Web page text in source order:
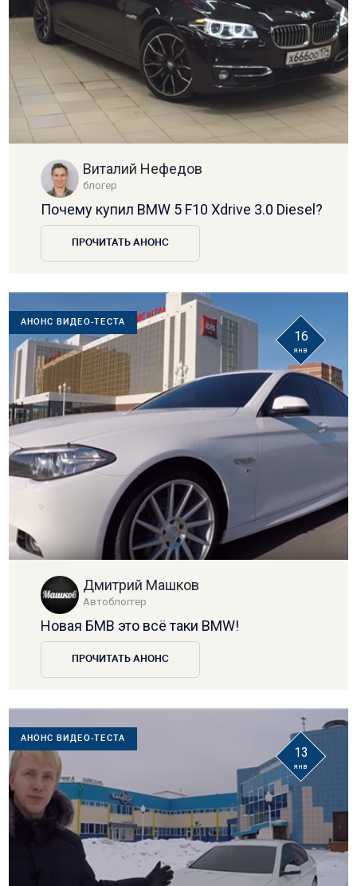
Виталий Нефедов
блогер
Почему купил BMW 5 F10 Xdrive 3.0 Diesel?
ПРОЧИТАТЬ АНОНС
АНОНС ВИДЕО-ТЕСТА
16
янв
Дмитрий Машков
Автоблоггер
Новая БМВ это всё таки BMW!
ПРОЧИТАТЬ АНОНС
АНОНС ВИДЕО-ТЕСТА
13
янв